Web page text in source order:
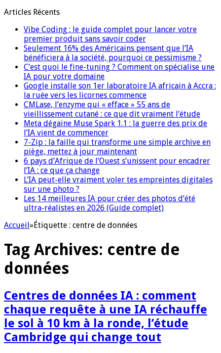
Articles Récents
Vibe Coding : le guide complet pour lancer votre
premier produit sans savoir coder
Seulement 16% des Américains pensent que l’IA
bénéficiera à la société, pourquoi ce pessimisme ?
C’est quoi le fine-tuning ? Comment on spécialise une
IA pour votre domaine
Google installe son 1er laboratoire IA africain à Accra :
la ruée vers les licornes commence
CMLase, l’enzyme qui « efface » 55 ans de
vieillissement cutané : ce que dit vraiment l’étude
Meta dégaine Muse Spark 1.1 : la guerre des prix de
l’IA vient de commencer
7-Zip : la faille qui transforme une simple archive en
piège, mettez à jour maintenant
6 pays d’Afrique de l’Ouest s’unissent pour encadrer
l’IA : ce que ça change
L’IA peut-elle vraiment voler tes empreintes digitales
sur une photo ?
Les 14 meilleures IA pour créer des photos d’été
ultra-réalistes en 2026 (Guide complet)
Accueil»Étiquette : centre de données
Tag Archives: centre de
données
Centres de données IA : comment
chaque requête à une IA réchauffe
le sol à 10 km à la ronde, l’étude
Cambridge qui change tout